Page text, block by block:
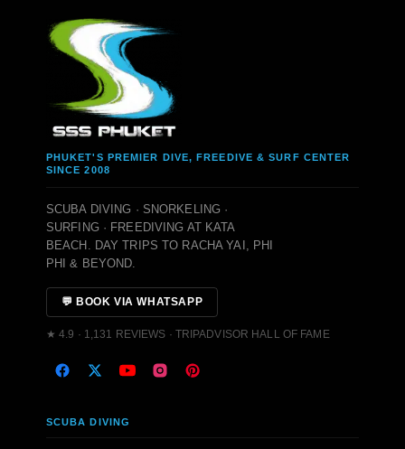
PHUKET'S PREMIER DIVE, FREEDIVE & SURF CENTER
SINCE 2008
SCUBA DIVING · SNORKELING ·
SURFING · FREEDIVING AT KATA
BEACH. DAY TRIPS TO RACHA YAI, PHI
PHI & BEYOND.
💬 BOOK VIA WHATSAPP
★ 4.9 · 1,131 REVIEWS · TRIPADVISOR HALL OF FAME
SCUBA DIVING